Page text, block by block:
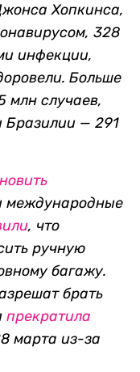
Хопкинса,
328
инфекции,
Больше
млн случаев,
Бразилии — 291
международные
, что
ручную
багажу.
брать
прекратила
марта из-за